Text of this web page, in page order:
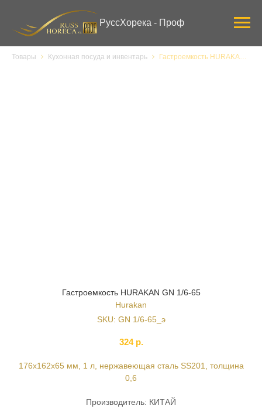
РуссХорека - Проф
Товары Кухонная посуда и инвентарь Гастроемкость HURAKAN GN 1/6-65
Гастроемкость HURAKAN GN 1/6-65
Hurakan
SKU: GN 1/6-65_э
324 р.
176x162x65 мм, 1 л, нержавеющая сталь SS201, толщина
0,6
Производитель: КИТАЙ